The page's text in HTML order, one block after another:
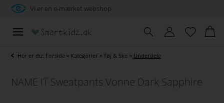
Vi er en e-mærket webshop
Her er du: Forside » Kategorier »Tøj & Sko » Underdele
NAME IT Sweatpants Vonne Dark Sapphire